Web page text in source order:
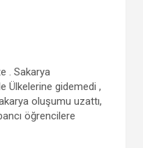
. Sakarya
Ülkelerine gidemedi ,
oluşumu uzattı,
öğrencilere